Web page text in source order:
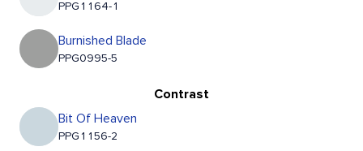
PPG1164-1
Burnished Blade
PPG0995-5
Contrast
Bit Of Heaven
PPG1156-2